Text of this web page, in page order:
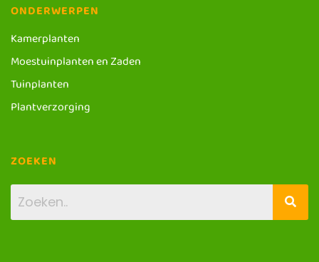
ONDERWERPEN
Kamerplanten
Moestuinplanten en Zaden
Tuinplanten
Plantverzorging
ZOEKEN